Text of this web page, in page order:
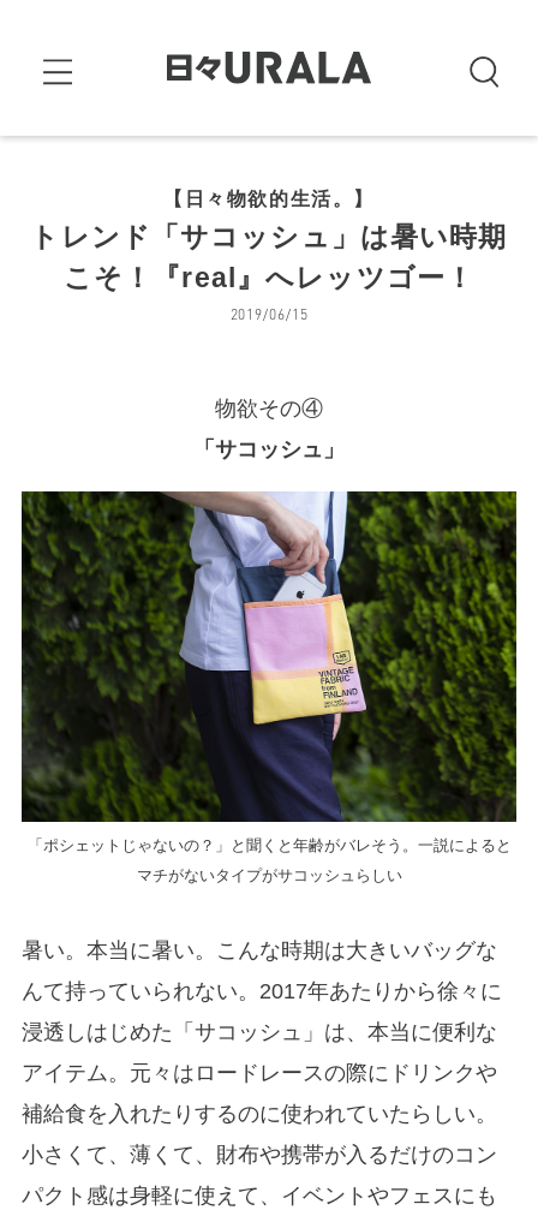
【日々物欲的生活。】
トレンド「サコッシュ」は暑い時期
こそ！『real』へレッツゴー！
2019/06/15
物欲その④
「サコッシュ」
「ポシェットじゃないの？」と聞くと年齢がバレそう。一説によると
マチがないタイプがサコッシュらしい
暑い。本当に暑い。こんな時期は大きいバッグな
んて持っていられない。2017年あたりから徐々に
浸透しはじめた「サコッシュ」は、本当に便利な
アイテム。元々はロードレースの際にドリンクや
補給食を入れたりするのに使われていたらしい。
小さくて、薄くて、財布や携帯が入るだけのコン
パクト感は身軽に使えて、イベントやフェスにも